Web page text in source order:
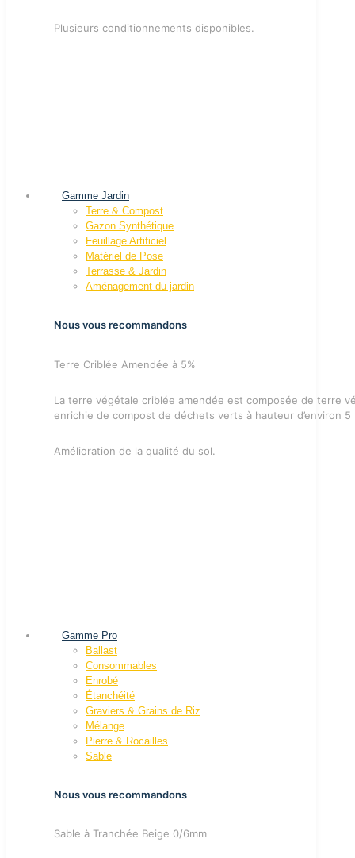
Plusieurs conditionnements disponibles.
Gamme Jardin
Terre & Compost
Gazon Synthétique
Feuillage Artificiel
Matériel de Pose
Terrasse & Jardin
Aménagement du jardin
Nous vous recommandons
Terre Criblée Amendée à 5%
La terre végétale criblée amendée est composée de terre
enrichie de compost de déchets verts à hauteur d’environ 5
Amélioration de la qualité du sol.
Gamme Pro
Ballast
Consommables
Enrobé
Étanchéité
Graviers & Grains de Riz
Mélange
Pierre & Rocailles
Sable
Nous vous recommandons
Sable à Tranchée Beige 0/6mm